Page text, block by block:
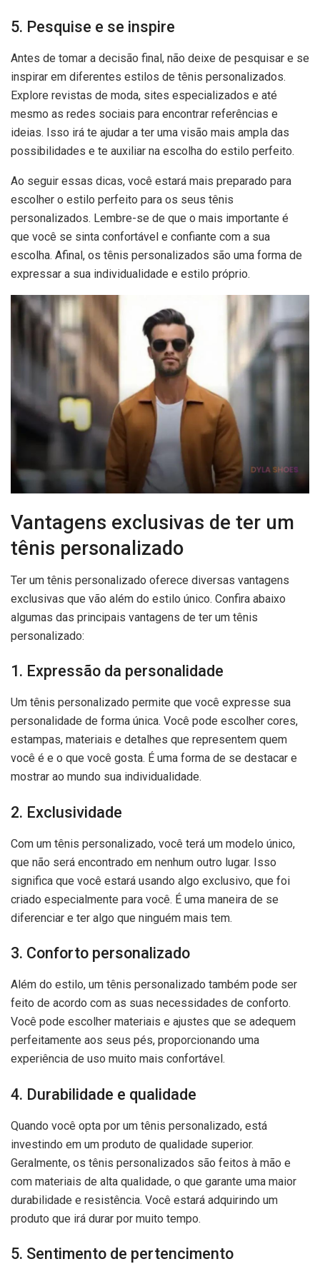
5. Pesquise e se inspire
Antes de tomar a decisão final, não deixe de pesquisar e se
inspirar em diferentes estilos de tênis personalizados.
Explore revistas de moda, sites especializados e até
mesmo as redes sociais para encontrar referências e
ideias. Isso irá te ajudar a ter uma visão mais ampla das
possibilidades e te auxiliar na escolha do estilo perfeito.
Ao seguir essas dicas, você estará mais preparado para
escolher o estilo perfeito para os seus tênis
personalizados. Lembre-se de que o mais importante é
que você se sinta confortável e confiante com a sua
escolha. Afinal, os tênis personalizados são uma forma de
expressar a sua individualidade e estilo próprio.
Vantagens exclusivas de ter um
tênis personalizado
Ter um tênis personalizado oferece diversas vantagens
exclusivas que vão além do estilo único. Confira abaixo
algumas das principais vantagens de ter um tênis
personalizado:
1. Expressão da personalidade
Um tênis personalizado permite que você expresse sua
personalidade de forma única. Você pode escolher cores,
estampas, materiais e detalhes que representem quem
você é e o que você gosta. É uma forma de se destacar e
mostrar ao mundo sua individualidade.
2. Exclusividade
Com um tênis personalizado, você terá um modelo único,
que não será encontrado em nenhum outro lugar. Isso
significa que você estará usando algo exclusivo, que foi
criado especialmente para você. É uma maneira de se
diferenciar e ter algo que ninguém mais tem.
3. Conforto personalizado
Além do estilo, um tênis personalizado também pode ser
feito de acordo com as suas necessidades de conforto.
Você pode escolher materiais e ajustes que se adequem
perfeitamente aos seus pés, proporcionando uma
experiência de uso muito mais confortável.
4. Durabilidade e qualidade
Quando você opta por um tênis personalizado, está
investindo em um produto de qualidade superior.
Geralmente, os tênis personalizados são feitos à mão e
com materiais de alta qualidade, o que garante uma maior
durabilidade e resistência. Você estará adquirindo um
produto que irá durar por muito tempo.
5. Sentimento de pertencimento